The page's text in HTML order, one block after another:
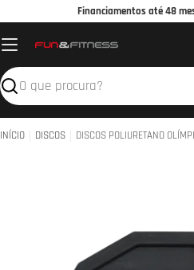
o
conteúdo
Financiamentos até 48
Pesquisar
INÍCIO DISCOS DISCOS POLIURETANO